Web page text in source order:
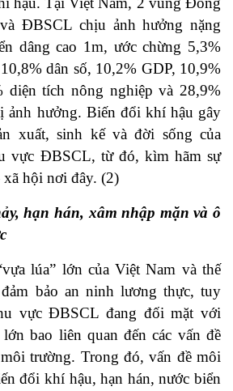
ĐBSCL chịu ảnh hưởng nặng
dâng cao 1m, ước chừng 5,3%
dân số, 10,2% GDP, 10,9%
diện tích nông nghiệp và 28,9%
ảnh hưởng. Biến đổi khí hậu gây
xuất, sinh kế và đời sống của
vực ĐBSCL, từ đó, kìm hãm sự
hội nơi đây. (2)
hạn hán, xâm nhập mặn và ô
lúa” lớn của Việt Nam và thế
bảo an ninh lương thực, tuy
vực ĐBSCL đang đối mặt với
bao liên quan đến các vấn đề
trường. Trong đó, vấn đề môi
đổi khí hậu, hạn hán, nước biển